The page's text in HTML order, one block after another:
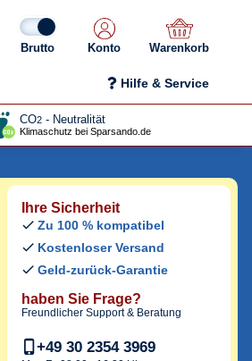
Konto Warenkorb
Hilfe & Service
CO2 - Neutralität
Klimaschutz bei Sparsando.de
Ihre Sicherheit
Zu 100 % kompatibel
Kostenloser Versand
Geld-zurück-Garantie
haben Sie Frage?
Freundlicher Support & Beratung
+49 30 2354 3969